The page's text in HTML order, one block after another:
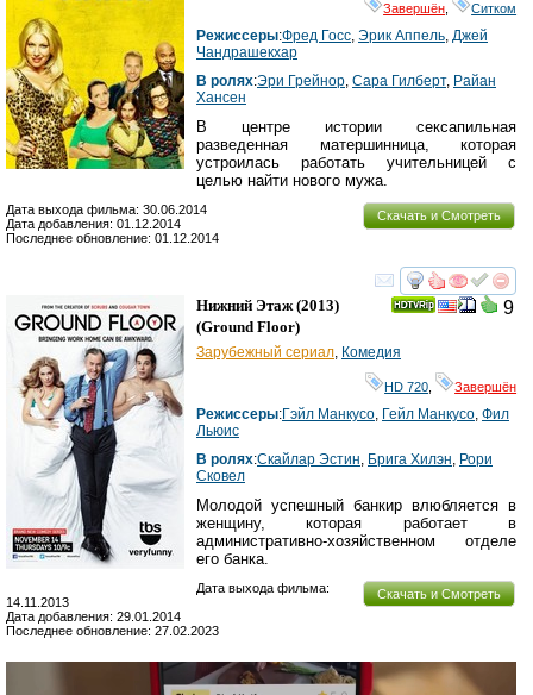
Завершён Ситком
Режиссеры:Фред Госс, Эрик Аппель, Джей
Чандрашекхар
В ролях:Эри Грейнор, Сара Гилберт, Райан
Хансен
В центре истории сексапильная
разведенная матершинница, которая
устроилась работать учительницей с
целью найти нового мужа.
Скачать и Смотреть
Дата выхода фильма: 30.06.2014
Дата добавления: 01.12.2014
Последнее обновление: 01.12.2014
смотреть
9
Нижний Этаж (2013)
(Ground Floor)
Зарубежный сериал, Комедия
HD 720 Завершён
Режиссеры:Гэйл Манкусо, Гейл Манкусо, Фил
Льюис
В ролях:Скайлар Эстин, Брига Хилэн, Рори
Сковел
Молодой успешный банкир влюбляется в
женщину, которая работает в
административно-хозяйственном отделе
его банка.
Скачать и Смотреть
Дата выхода фильма:
14.11.2013
Дата добавления: 29.01.2014
Последнее обновление: 27.02.2023